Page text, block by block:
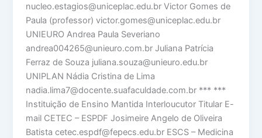
nucleo.estagios@uniceplac.edu.br Victor Gomes de
Paula (professor) victor.gomes@uniceplac.edu.br
UNIEURO Andrea Paula Severiano
andrea004265@unieuro.com.br Juliana Patrícia
Ferraz de Souza juliana.souza@unieuro.edu.br
UNIPLAN Nádia Cristina de Lima
nadia.lima7@docente.suafaculdade.com.br *** ***
Instituição de Ensino Mantida Interloucutor Titular E-
mail CETEC – ESPDF Josimeire Angelo de Oliveira
Batista cetec.espdf@fepecs.edu.br ESCS – Medicina